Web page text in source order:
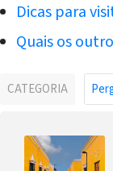
Dicas para
Quais os
CATEGORIA